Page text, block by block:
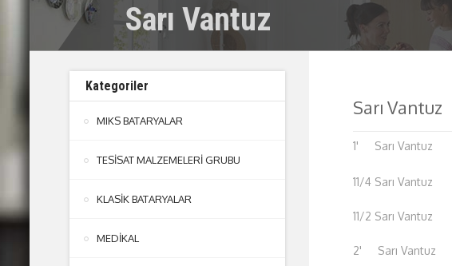
Sarı Vantuz
Kategoriler
MIKS BATARYALAR
TESİSAT MALZEMELERİ GRUBU
KLASİK BATARYALAR
MEDİKAL
Sarı Vantuz
1' Sarı Vantuz
11/4 Sarı Vantuz
11/2 Sarı Vantuz
2' Sarı Vantuz